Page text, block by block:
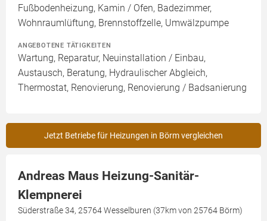
Fußbodenheizung, Kamin / Ofen, Badezimmer,
Wohnraumlüftung, Brennstoffzelle, Umwälzpumpe
ANGEBOTENE TÄTIGKEITEN
Wartung, Reparatur, Neuinstallation / Einbau,
Austausch, Beratung, Hydraulischer Abgleich,
Thermostat, Renovierung, Renovierung / Badsanierung
Jetzt Betriebe für Heizungen in Börm vergleichen
Andreas Maus Heizung-Sanitär-
Klempnerei
Süderstraße 34, 25764 Wesselburen (37km von 25764 Börm)